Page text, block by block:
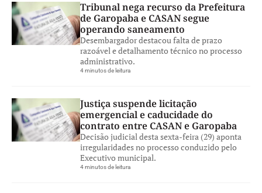
Tribunal nega recurso da Prefeitura
de Garopaba e CASAN segue
operando saneamento
Desembargador destacou falta de prazo
razoável e detalhamento técnico no processo
administrativo.
4 minutos de leitura
Justiça suspende licitação
emergencial e caducidade do
contrato entre CASAN e Garopaba
Decisão judicial desta sexta-feira (29) aponta
irregularidades no processo conduzido pelo
Executivo municipal.
4 minutos de leitura